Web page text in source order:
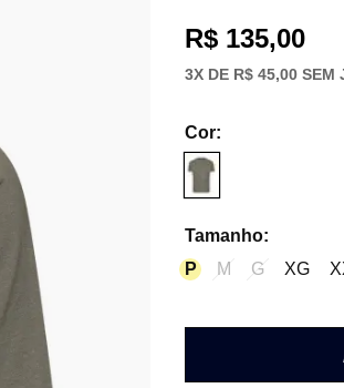
R$ 135,00
3X DE R$ 45,00SEM
Cor:
Tamanho:
P
M G XG